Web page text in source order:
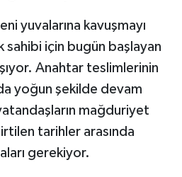
yuvalarına kavuşmayı
sahibi için bugün başlayan
Anahtar teslimlerinin
yoğun şekilde devam
mağduriyet
tarihler arasında
gerekiyor.